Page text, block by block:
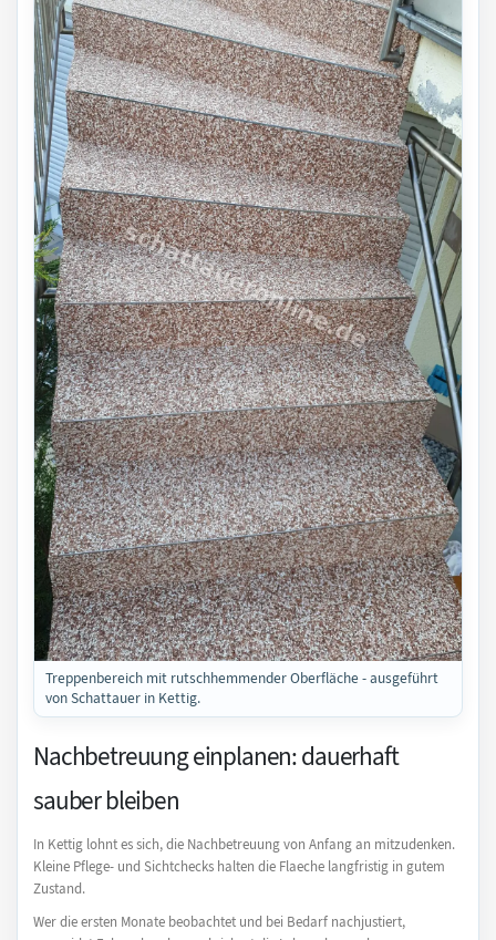
Treppenbereich mit rutschhemmender Oberfläche - ausgeführt
von Schattauer in Kettig.
Nachbetreuung einplanen: dauerhaft
sauber bleiben
In Kettig lohnt es sich, die Nachbetreuung von Anfang an mitzudenken.
Kleine Pflege- und Sichtchecks halten die Flaeche langfristig in gutem
Zustand.
Wer die ersten Monate beobachtet und bei Bedarf nachjustiert,